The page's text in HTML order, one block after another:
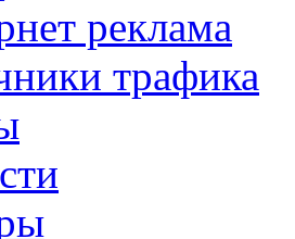
реклама
трафика